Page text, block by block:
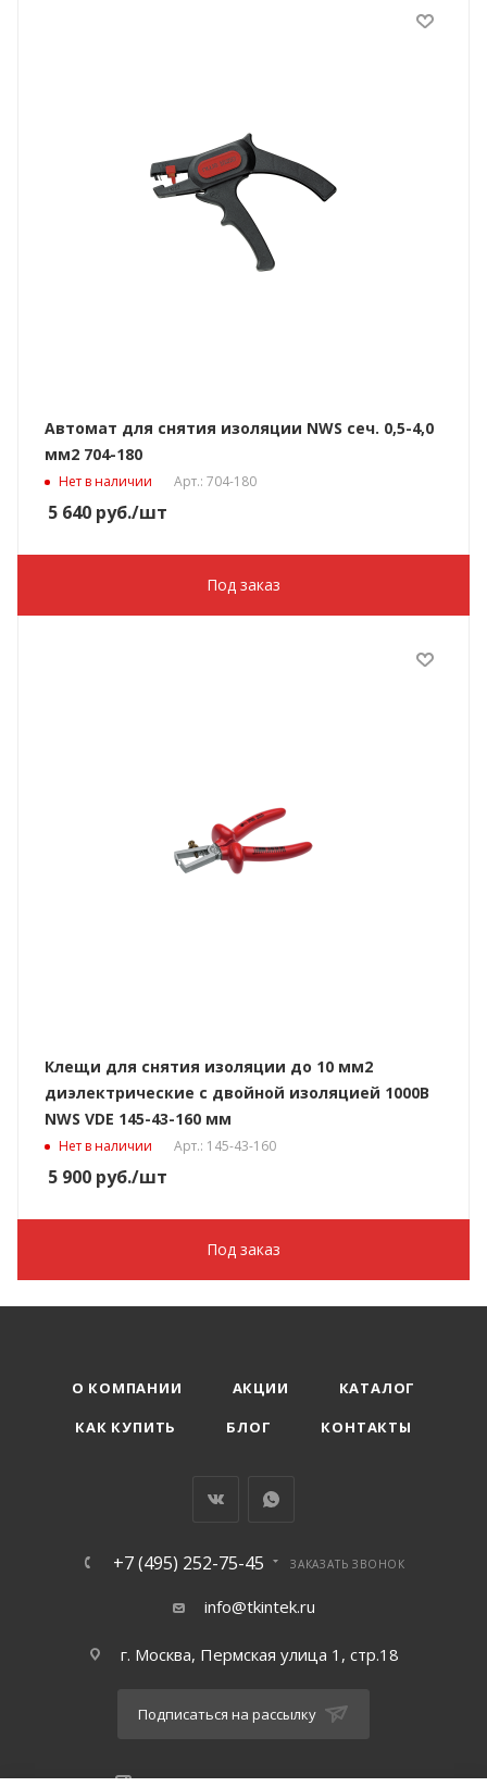
Автомат для снятия изоляции NWS сеч. 0,5-4,0
мм2 704-180
Нет в наличии Арт.: 704-180
5 640 руб./шт
Под заказ
Клещи для снятия изоляции до 10 мм2
диэлектрические с двойной изоляцией 1000В
NWS VDE 145-43-160 мм
Нет в наличии Арт.: 145-43-160
5 900 руб./шт
Под заказ
О КОМПАНИИ АКЦИИ
КАТАЛОГ
КАК КУПИТЬ
БЛОГ КОНТАКТЫ
+7 (495) 252-75-45 ЗАКАЗАТЬ ЗВОНОК
info@tkintek.ru
г. Москва, Пермская улица 1, стр.18
Подписаться на рассылку
ПОЛИТИКА КОНФИДЕНЦИАЛЬНОСТИ